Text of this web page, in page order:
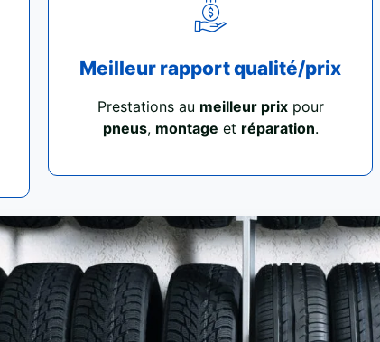
Meilleur rapport qualité/prix
Prestations au meilleur prixpour
pneus, montage et réparation.